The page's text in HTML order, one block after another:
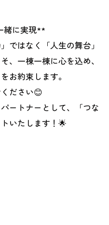
緒に実現**
ではなく「人生の舞台」
、一棟一棟に心を込め、
お約束します。
ださい😊
ートナーとして、「つな
いたします！🌟